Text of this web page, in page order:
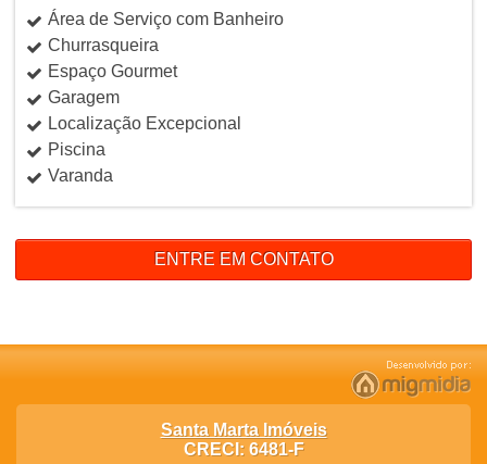
Área de Serviço com Banheiro
Churrasqueira
Espaço Gourmet
Garagem
Localização Excepcional
Piscina
Varanda
ENTRE EM CONTATO
Santa Marta Imóveis
CRECI: 6481-F